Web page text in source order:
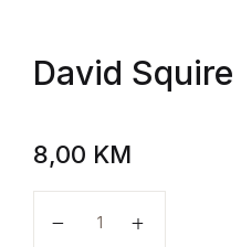
David Squire
8,00 KM